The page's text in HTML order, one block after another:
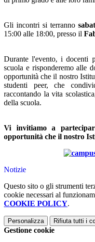
Gli incontri si terranno
15:00 alle 18:00, presso il
Durante l'evento, i docenti
scuola e risponderemo alle
opportunità che il nostro
studenti peer, che
raccontando la vita
della scuola.
Vi invitiamo a
opportunità che il nostro
Notizie
Questo sito o gli strumenti
cookie necessari al
COOKIE POLICY.
Personalizza Rifiuta tutti i
Gestione cookie